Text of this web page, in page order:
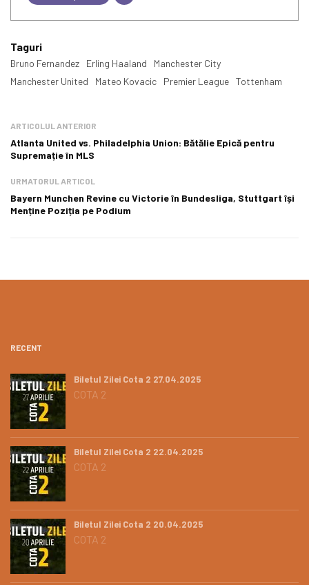
Taguri
Bruno Fernandez Erling Haaland
Manchester City
Manchester United
Mateo Kovacic Premier League Tottenham
ARTICOLUL ANTERIOR
Atlanta United vs. Philadelphia Union: Bătălie Epică pentru
Supremație în MLS
URMATORUL ARTICOL
Bayern Munchen Revine cu Victorie în Bundesliga, Stuttgart își
Menține Poziția pe Podium
RECENT
Biletul Zilei Cota 2 27.04.2025
COTA 2
Biletul Zilei Cota 2 22.04.2025
COTA 2
Biletul Zilei Cota 2 20.04.2025
COTA 2